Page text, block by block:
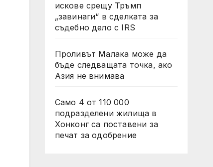
искове срещу Тръмп
„завинаги“ в сделката за
съдебно дело с IRS
Проливът Малака може да
бъде следващата точка, ако
Азия не внимава
Само 4 от 110 000
подразделени жилища в
Хонконг са поставени за
печат за одобрение